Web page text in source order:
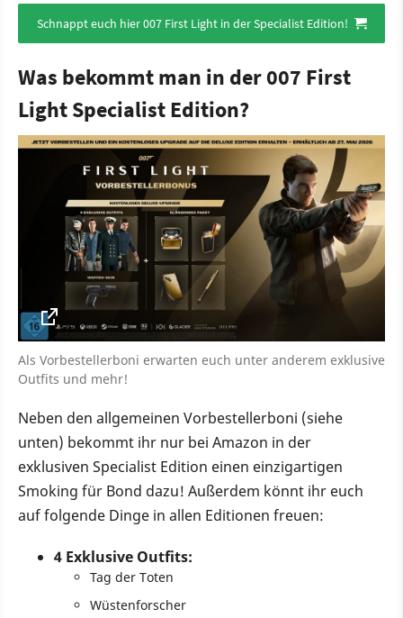
Schnappt euch hier 007 First Light in der Specialist Edition!
Was bekommt man in der 007 First
Light Specialist Edition?
Als Vorbestellerboni erwarten euch unter anderem exklusive
Outfits und mehr!
Neben den allgemeinen Vorbestellerboni (siehe
unten) bekommt ihr nur bei Amazon in der
exklusiven Specialist Edition einen einzigartigen
Smoking für Bond dazu! Außerdem könnt ihr euch
auf folgende Dinge in allen Editionen freuen:
4 Exklusive Outfits:
Tag der Toten
Wüstenforscher